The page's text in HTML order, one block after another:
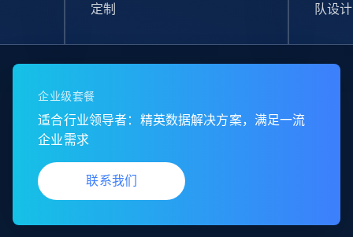
Linkedin job listings information
Business
定制
队设计
企业级套餐
适合行业领导者：精英数据解决方案，满足一流
企业需求
联系我们